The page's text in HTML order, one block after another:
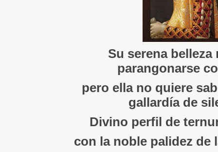
Su serena belleza
parangonarse
pero ella no quiere
gallardía de
Divino perfil de
con la noble palidez de